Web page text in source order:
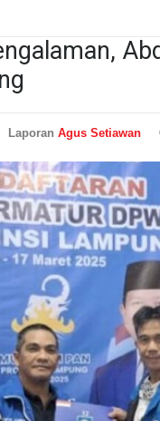
Laporan Agus Setiawan